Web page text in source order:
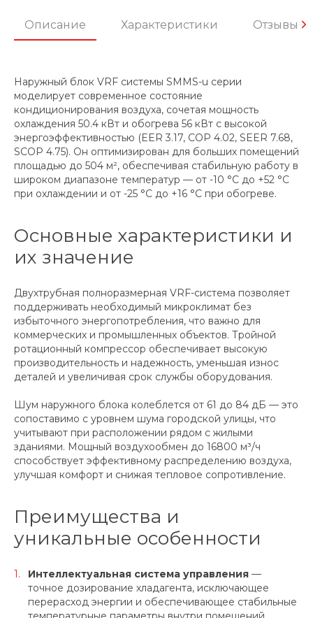
Описание Характеристики Отзывы
Наружный блок VRF системы SMMS-u серии
моделирует современное состояние
кондиционирования воздуха, сочетая мощность
охлаждения 50.4 кВт и обогрева 56 кВт с высокой
энергоэффективностью (EER 3.17, COP 4.02, SEER 7.68,
SCOP 4.75). Он оптимизирован для больших помещений
площадью до 504 м², обеспечивая стабильную работу в
широком диапазоне температур — от -10 °C до +52 °C
при охлаждении и от -25 °C до +16 °C при обогреве.
Основные характеристики и
их значение
Двухтрубная полноразмерная VRF-система позволяет
поддерживать необходимый микроклимат без
избыточного энергопотребления, что важно для
коммерческих и промышленных объектов. Тройной
ротационный компрессор обеспечивает высокую
производительность и надежность, уменьшая износ
деталей и увеличивая срок службы оборудования.
Шум наружного блока колеблется от 61 до 84 дБ — это
сопоставимо с уровнем шума городской улицы, что
учитывают при расположении рядом с жилыми
зданиями. Мощный воздухообмен до 16800 м³/ч
способствует эффективному распределению воздуха,
улучшая комфорт и снижая тепловое сопротивление.
Преимущества и
уникальные особенности
Интеллектуальная система управления —
точное дозирование хладагента, исключающее
перерасход энергии и обеспечивающее стабильные